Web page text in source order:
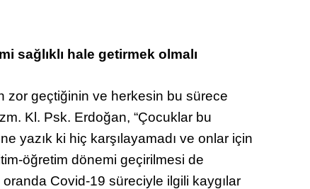
sağlıklı hale getirmek olmalı
zor geçtiğinin ve herkesin bu sürece
Kl. Psk. Erdoğan, “Çocuklar bu
yazık ki hiç karşılayamadı ve onlar için
öğretim dönemi geçirilmesi de
Covid-19 süreciyle ilgili kaygılar